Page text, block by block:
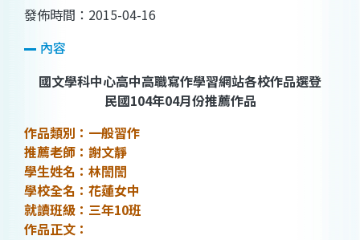
發佈時間：2015-04-16
內容
國文學科中心高中高職寫作學習網站各校作品選登
民國104年04月份推薦作品
作品類別：一般習作
推薦老師：謝文靜
學生姓名：林誾誾
學校全名：花蓮女中
就讀班級：三年10班
作品正文：